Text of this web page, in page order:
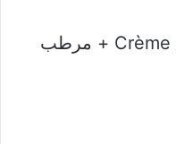
مساءً: Crème Anti-Taches + مرطب